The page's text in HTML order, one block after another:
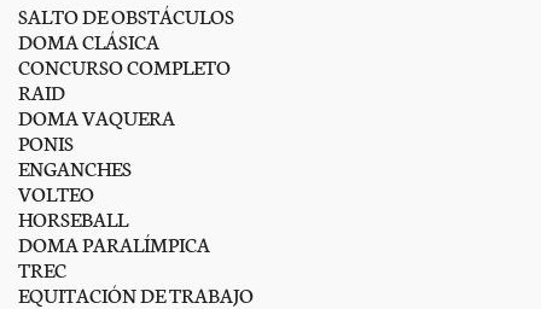
SALTO DE OBSTÁCULOS
DOMA CLÁSICA
CONCURSO COMPLETO
RAID
DOMA VAQUERA
PONIS
ENGANCHES
VOLTEO
HORSEBALL
DOMA PARALÍMPICA
TREC
EQUITACIÓN DE TRABAJO